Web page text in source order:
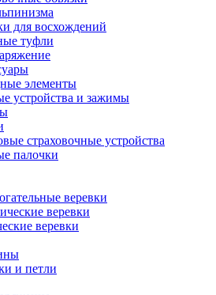
для восхождений
туфли
элементы
устройства и зажимы
страховочные устройства
палочки
веревки
веревки
веревки
и петли